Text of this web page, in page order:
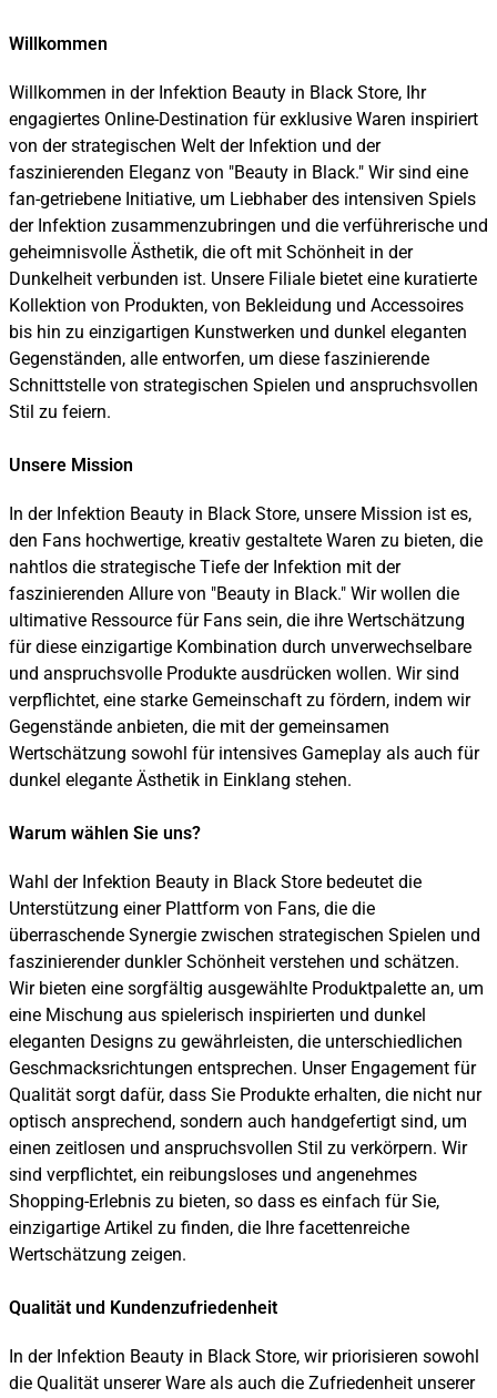
Willkommen
Willkommen in der Infektion Beauty in Black Store, Ihr
engagiertes Online-Destination für exklusive Waren inspiriert
von der strategischen Welt der Infektion und der
faszinierenden Eleganz von "Beauty in Black." Wir sind eine
fan-getriebene Initiative, um Liebhaber des intensiven Spiels
der Infektion zusammenzubringen und die verführerische und
geheimnisvolle Ästhetik, die oft mit Schönheit in der
Dunkelheit verbunden ist. Unsere Filiale bietet eine kuratierte
Kollektion von Produkten, von Bekleidung und Accessoires
bis hin zu einzigartigen Kunstwerken und dunkel eleganten
Gegenständen, alle entworfen, um diese faszinierende
Schnittstelle von strategischen Spielen und anspruchsvollen
Stil zu feiern.
Unsere Mission
In der Infektion Beauty in Black Store, unsere Mission ist es,
den Fans hochwertige, kreativ gestaltete Waren zu bieten, die
nahtlos die strategische Tiefe der Infektion mit der
faszinierenden Allure von "Beauty in Black." Wir wollen die
ultimative Ressource für Fans sein, die ihre Wertschätzung
für diese einzigartige Kombination durch unverwechselbare
und anspruchsvolle Produkte ausdrücken wollen. Wir sind
verpflichtet, eine starke Gemeinschaft zu fördern, indem wir
Gegenstände anbieten, die mit der gemeinsamen
Wertschätzung sowohl für intensives Gameplay als auch für
dunkel elegante Ästhetik in Einklang stehen.
Warum wählen Sie uns?
Wahl der Infektion Beauty in Black Store bedeutet die
Unterstützung einer Plattform von Fans, die die
überraschende Synergie zwischen strategischen Spielen und
faszinierender dunkler Schönheit verstehen und schätzen.
Wir bieten eine sorgfältig ausgewählte Produktpalette an, um
eine Mischung aus spielerisch inspirierten und dunkel
eleganten Designs zu gewährleisten, die unterschiedlichen
Geschmacksrichtungen entsprechen. Unser Engagement für
Qualität sorgt dafür, dass Sie Produkte erhalten, die nicht nur
optisch ansprechend, sondern auch handgefertigt sind, um
einen zeitlosen und anspruchsvollen Stil zu verkörpern. Wir
sind verpflichtet, ein reibungsloses und angenehmes
Shopping-Erlebnis zu bieten, so dass es einfach für Sie,
einzigartige Artikel zu finden, die Ihre facettenreiche
Wertschätzung zeigen.
Qualität und Kundenzufriedenheit
In der Infektion Beauty in Black Store, wir priorisieren sowohl
die Qualität unserer Ware als auch die Zufriedenheit unserer